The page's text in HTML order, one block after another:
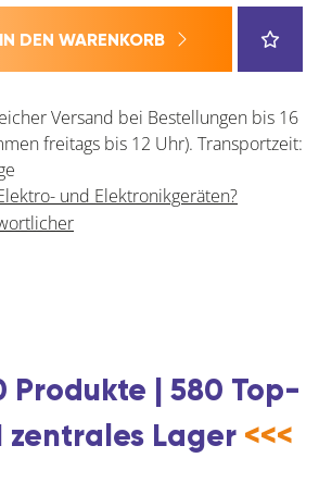
IN DEN WARENKORB
Versand bei Bestellungen bis 16
freitags bis 12 Uhr). Transportzeit:
und Elektronikgeräten?
Produkte | 580 Top-
zentrales Lager <<<